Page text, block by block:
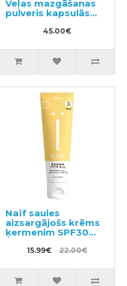
Veļas mazgāšanas
pulveris kapsulās
45.00€
Naïf saules
aizsargājošs krēms
ķermenim SPF30
100ml
15.99€ 22.00€